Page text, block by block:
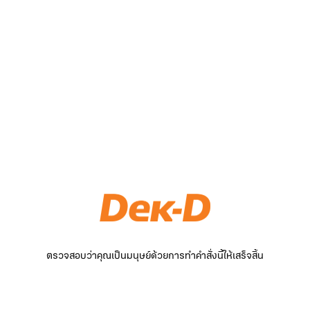
ตรวจสอบว่าคุณเป็นมนุษย์ด้วยการทำคำสั่งนี้ให้เสร็จสิ้น